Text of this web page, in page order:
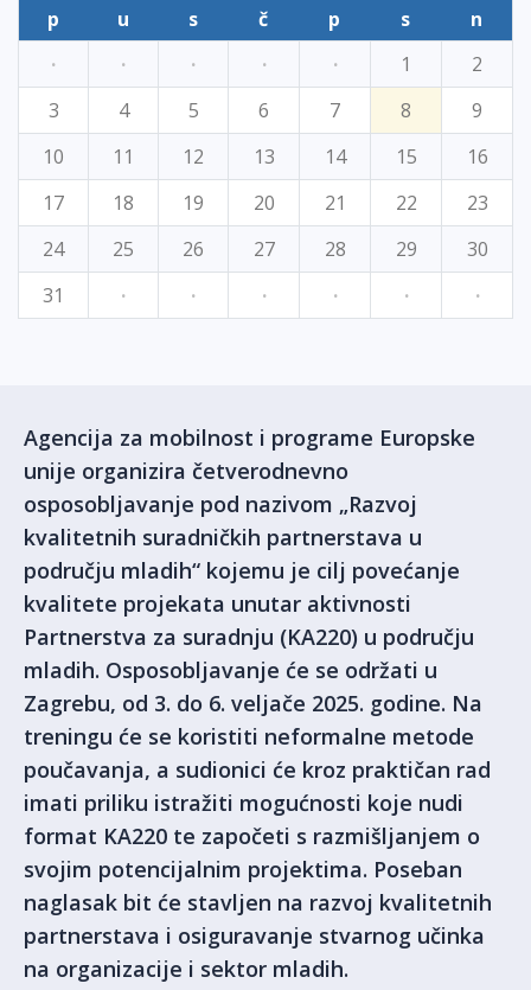
p
u s č p s
n
·
· · · · 1
2
3
4 5 6 7 8
9
10
11 12 13 14 15
16
17
18 19 20 21 22
23
24
25 26 27 28 29
30
31
· · · · · ·
Agencija za mobilnost i programe Europske
unije organizira četverodnevno
osposobljavanje pod nazivom „Razvoj
kvalitetnih suradničkih partnerstava u
području mladih“ kojemu je cilj povećanje
kvalitete projekata unutar aktivnosti
Partnerstva za suradnju (KA220) u području
mladih. Osposobljavanje će se održati u
Zagrebu, od 3. do 6. veljače 2025. godine. Na
treningu će se koristiti neformalne metode
poučavanja, a sudionici će kroz praktičan rad
imati priliku istražiti mogućnosti koje nudi
format KA220 te započeti s razmišljanjem o
svojim potencijalnim projektima. Poseban
naglasak bit će stavljen na razvoj kvalitetnih
partnerstava i osiguravanje stvarnog učinka
na organizacije i sektor mladih.